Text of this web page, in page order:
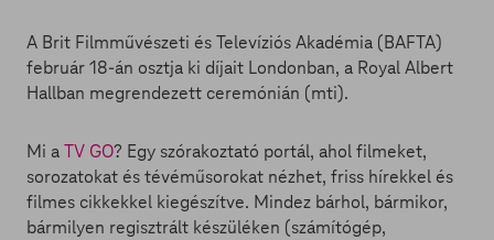
A Brit Filmművészeti és Televíziós Akadémia (BAFTA)
február 18-án osztja ki díjait Londonban, a Royal Albert
Hallban megrendezett ceremónián (mti).
Mi aTV GO? Egy szórakoztató portál, ahol filmeket,
sorozatokat és tévéműsorokat nézhet, friss hírekkel és
filmes cikkekkel kiegészítve. Mindez bárhol, bármikor,
bármilyen regisztrált készüléken (számítógép,